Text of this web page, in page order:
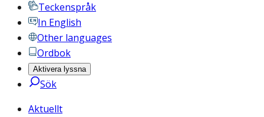
Teckenspråk
In English
Other languages
Ordbok
Aktivera lyssna
Sök
Aktuellt